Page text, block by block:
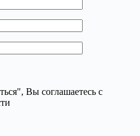
Вы соглашаетесь с